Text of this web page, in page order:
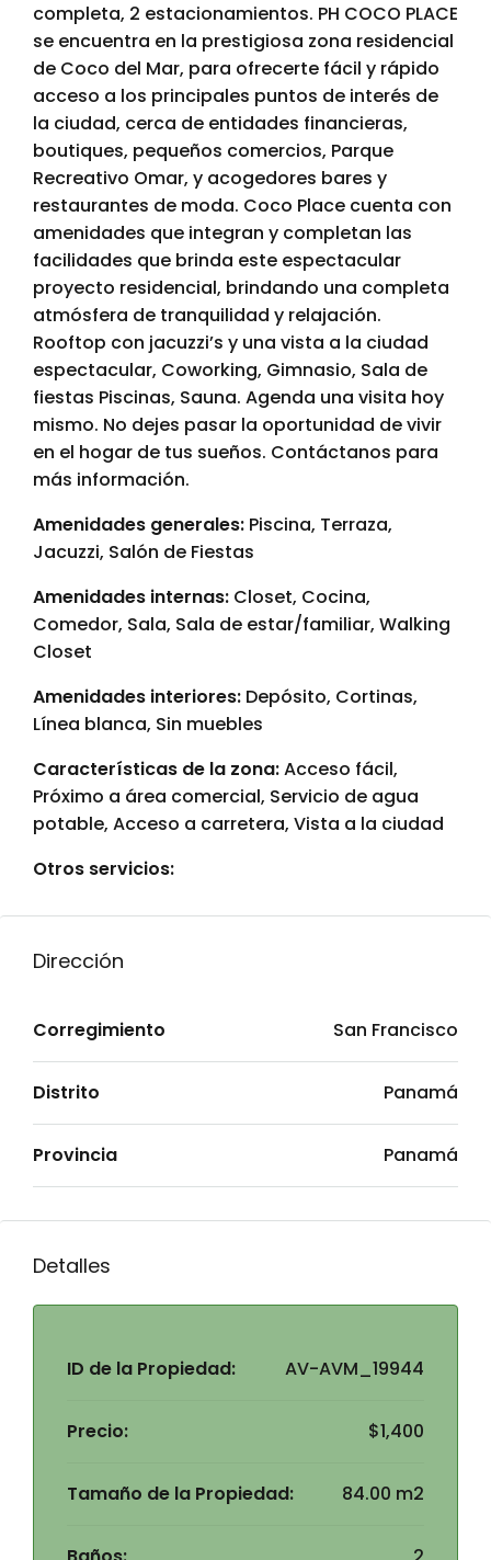
completa, 2 estacionamientos. PH COCO PLACE
se encuentra en la prestigiosa zona residencial
de Coco del Mar, para ofrecerte fácil y rápido
acceso a los principales puntos de interés de
la ciudad, cerca de entidades financieras,
boutiques, pequeños comercios, Parque
Recreativo Omar, y acogedores bares y
restaurantes de moda. Coco Place cuenta con
amenidades que integran y completan las
facilidades que brinda este espectacular
proyecto residencial, brindando una completa
atmósfera de tranquilidad y relajación.
Rooftop con jacuzzi’s y una vista a la ciudad
espectacular, Coworking, Gimnasio, Sala de
fiestas Piscinas, Sauna. Agenda una visita hoy
mismo. No dejes pasar la oportunidad de vivir
en el hogar de tus sueños. Contáctanos para
más información.
Amenidades generales: Piscina, Terraza,
Jacuzzi, Salón de Fiestas
Amenidades internas: Closet, Cocina,
Comedor, Sala, Sala de estar/familiar, Walking
Closet
Amenidades interiores: Depósito, Cortinas,
Línea blanca, Sin muebles
Características de la zona:Acceso fácil,
Próximo a área comercial, Servicio de agua
potable, Acceso a carretera, Vista a la ciudad
Otros servicios:
Dirección
Corregimiento San Francisco
Distrito Panamá
Provincia Panamá
Detalles
ID de la Propiedad: AV-AVM_19944
Precio: $1,400
Tamaño de la Propiedad: 84.00 m2